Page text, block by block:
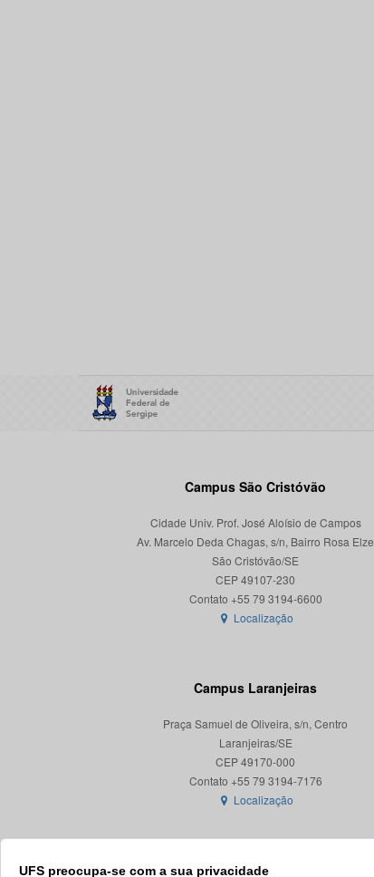
UFS preocupa-se com a sua privacidade
Campus São Cristóvão
Cidade Univ. Prof. José Aloísio de Campos
Av. Marcelo Deda Chagas, s/n, Bairro Rosa Elze
São Cristóvão/SE
CEP 49107-230
Localização
Campus Laranjeiras
Praça Samuel de Oliveira, s/n, Centro
Laranjeiras/SE
CEP 49170-000
Localização